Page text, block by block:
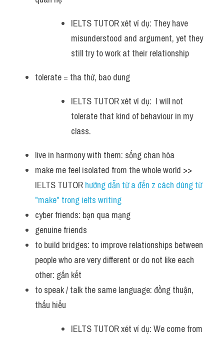
IELTS TUTOR xét ví dụ: They have
misunderstood and argument, yet they
still try to work at their relationship
tolerate = tha thứ, bao dung
IELTS TUTOR xét ví dụ:  I will not
tolerate that kind of behaviour in my
class.
live in harmony with them: sống chan hòa
make me feel isolated from the whole world >>
IELTS TUTOR hướng dẫn từ a đến z cách dùng từ
"make" trong ielts writing
cyber friends: bạn qua mạng
genuine friends
to build bridges: to improve relationships between
people who are very different or do not like each
other: gắn kết
to speak / talk the same language: đồng thuận,
thấu hiểu
IELTS TUTOR xét ví dụ: We come from